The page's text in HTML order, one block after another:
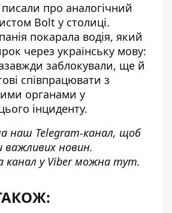
про аналогічний
Bolt у столиці.
покарала водія, який
через українську мову:
заблокували, ще й
співпрацювати з
органами у
інциденту.
наш Telegram-канал, щоб
новин.
канал у Viber можна тут.